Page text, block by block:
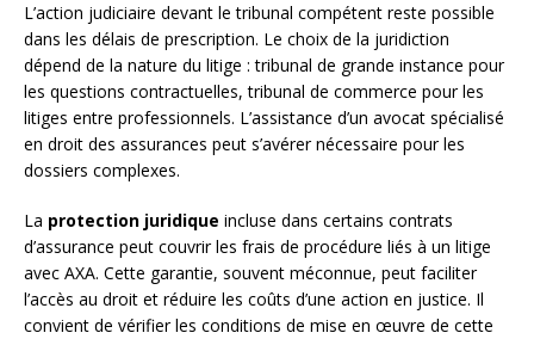
L’action judiciaire devant le tribunal compétent reste possible
dans les délais de prescription. Le choix de la juridiction
dépend de la nature du litige : tribunal de grande instance pour
les questions contractuelles, tribunal de commerce pour les
litiges entre professionnels. L’assistance d’un avocat spécialisé
en droit des assurances peut s’avérer nécessaire pour les
dossiers complexes.
La protection juridique incluse dans certains contrats
d’assurance peut couvrir les frais de procédure liés à un litige
avec AXA. Cette garantie, souvent méconnue, peut faciliter
l’accès au droit et réduire les coûts d’une action en justice. Il
convient de vérifier les conditions de mise en œuvre de cette